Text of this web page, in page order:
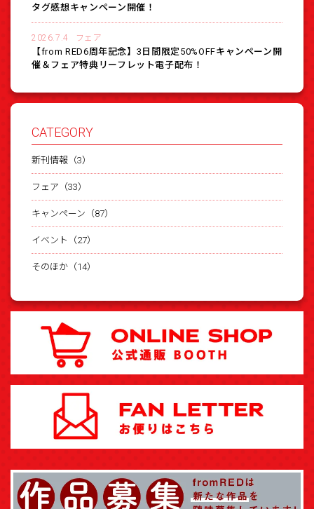
タグ感想キャンペーン開催！
2026.7.4 フェア
【from RED6周年記念】3日間限定50%OFFキャンペーン開
催＆フェア特典リーフレット電子配布！
CATEGORY
新刊情報（3）
フェア（33）
キャンペーン（87）
イベント（27）
そのほか（14）